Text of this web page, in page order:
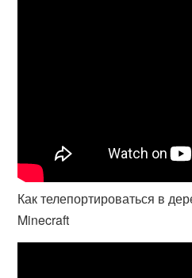
Как телепортироваться в
Minecraft